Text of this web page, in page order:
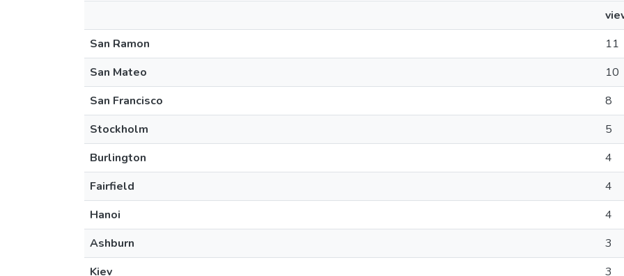
San Ramon
11
San Mateo
10
San Francisco
8
Stockholm
5
Burlington
4
Fairfield
4
Hanoi
4
Ashburn
3
Kiev
3